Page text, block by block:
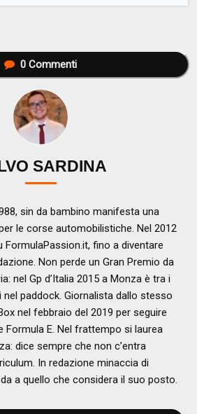
0Commenti
SARDINA
sin da bambino manifesta una
le corse automobilistiche. Nel 2012
FormulaPassion.it, fino a diventare
Non perde un Gran Premio da
nel Gp d’Italia 2015 a Monza è tra i
paddock. Giornalista dallo stesso
nel febbraio del 2019 per seguire
Formula E. Nel frattempo si laurea
dice sempre che non c’entra
In redazione minaccia di
a quello che considera il suo posto.